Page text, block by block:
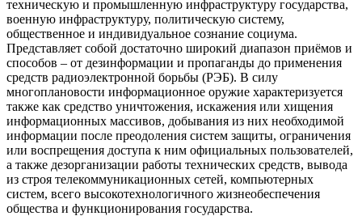
техническую и промышленную инфраструктуру государства,
военную инфраструктуру, политическую систему,
общественное и индивидуальное сознание социума.
Представляет собой достаточно широкий диапазон приёмов и
способов – от дезинформации и пропаганды до применения
средств радиоэлектронной борьбы (РЭБ). В силу
многоплановости информационное оружие характеризуется
также как средство уничтожения, искажения или хищения
информационных массивов, добывания из них необходимой
информации после преодоления систем защиты, ограничения
или воспрещения доступа к ним официальных пользователей,
а также дезорганизации работы технических средств, вывода
из строя телекоммуникационных сетей, компьютерных
систем, всего высокотехнологичного жизнеобеспечения
общества и функционирования государства.